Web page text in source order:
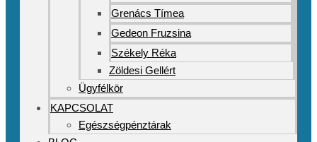
Grenács Tímea
Gedeon Fruzsina
Székely Réka
Zöldesi Gellért
Ügyfélkör
KAPCSOLAT
Egészségpénztárak